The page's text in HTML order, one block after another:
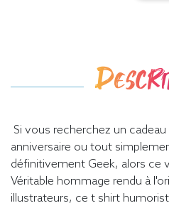
Si vous recherchez un
anniversaire ou tout
définitivement Geek, alors ce
Véritable hommage rendu à
illustrateurs, ce t shirt